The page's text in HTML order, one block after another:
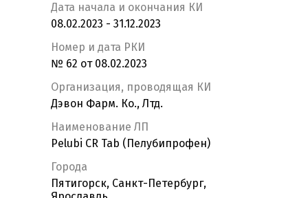
Дата начала и окончания КИ
08.02.2023 - 31.12.2023
Номер и дата РКИ
№ 62 от 08.02.2023
Организация, проводящая КИ
Дэвон Фарм. Ко., Лтд.
Наименование ЛП
Pelubi CR Tab (Пелубипрофен)
Города
Пятигорск, Санкт-Петербург,